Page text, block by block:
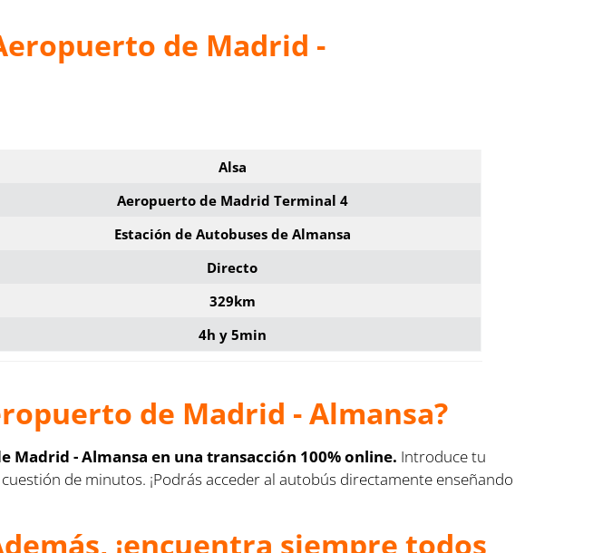
de Madrid -
Alsa
Aeropuerto de Madrid Terminal 4
Estación de Autobuses de Almansa
Directo
329km
4h y 5min
de Madrid - Almansa?
Madrid - Almansa en una transacción 100% online. Introduce tu
de minutos. ¡Podrás acceder al autobús directamente enseñando
¡encuentra siempre todos